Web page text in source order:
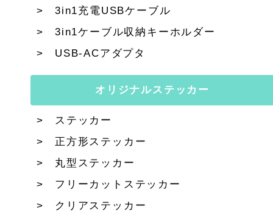
3in1充電USBケーブル
3in1ケーブル収納キーホルダー
USB-ACアダプタ
オリジナルステッカー
ステッカー
正方形ステッカー
丸型ステッカー
フリーカットステッカー
クリアステッカー